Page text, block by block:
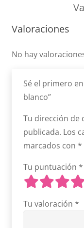
blanco
Valoraciones
No hay
Sé el primero
blanco”
Tu dirección de
publicada. Los
marcados con *
Tu puntuación *
Tu valoración *